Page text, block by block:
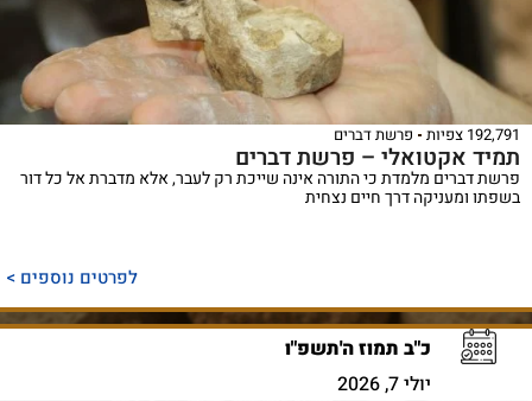
192,791 צפיות פרשת דברים
תמיד אקטואלי – פרשת דברים
פרשת דברים מלמדת כי התורה אינה שייכת רק לעבר, אלא מדברת אל כל דור
בשפתו ומעניקה דרך חיים נצחית
לפרטים נוספים >
כ"ב תמוז ה'תשפ"ו
יולי 7, 2026